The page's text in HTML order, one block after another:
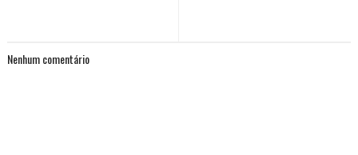
Nenhum comentário